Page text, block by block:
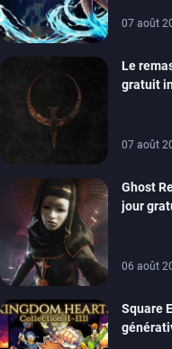
07 août
Le
gratuit
07 août
Ghost
jour
06 août
Square